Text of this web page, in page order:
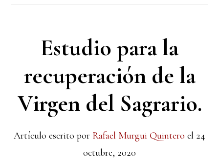
Estudio para la
recuperación de la
Virgen del Sagrario.
Artículo escrito por Rafael Murgui Quintero el 24
octubre, 2020